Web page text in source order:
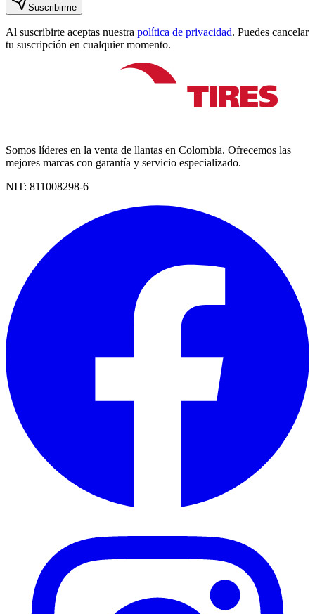
Suscribirme
Al suscribirte aceptas nuestra política de privacidad. Puedes cancelar
tu suscripción en cualquier momento.
Somos líderes en la venta de llantas en Colombia. Ofrecemos las
mejores marcas con garantía y servicio especializado.
NIT: 811008298-6